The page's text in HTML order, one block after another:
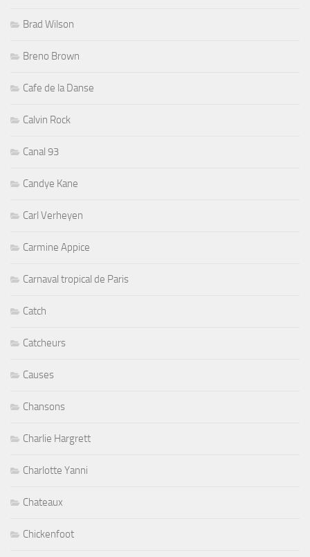
Brad Wilson
Breno Brown
Cafe de la Danse
Calvin Rock
Canal 93
Candye Kane
Carl Verheyen
Carmine Appice
Carnaval tropical de Paris
Catch
Catcheurs
Causes
Chansons
Charlie Hargrett
Charlotte Yanni
Chateaux
Chickenfoot